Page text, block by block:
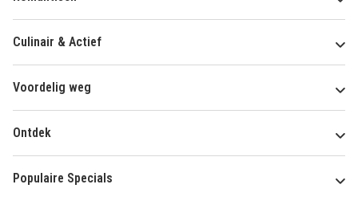
Culinair & Actief
Voordelig weg
Ontdek
Populaire Specials